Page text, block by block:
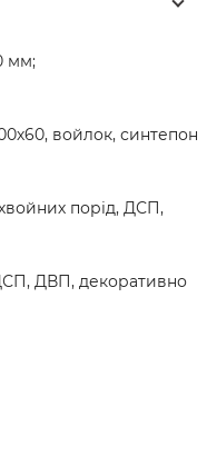
мм;
войлок, синтепон
порід, ДСП,
ДВП, декоративно